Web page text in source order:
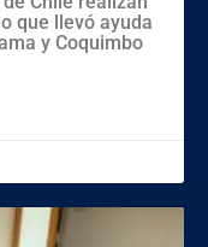
que llevó ayuda
y Coquimbo